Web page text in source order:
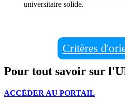
universitaire solide.
Critères
Pour tout savoir sur
ACCÉDER AU PORTAIL